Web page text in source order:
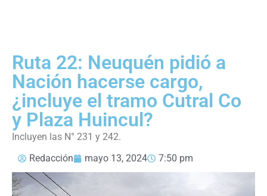
Ruta 22: Neuquén pidió a
Nación hacerse cargo,
¿incluye el tramo Cutral Co
y Plaza Huincul?
Incluyen las N° 231 y 242.
Redacción
mayo 13, 2024 7:50 pm